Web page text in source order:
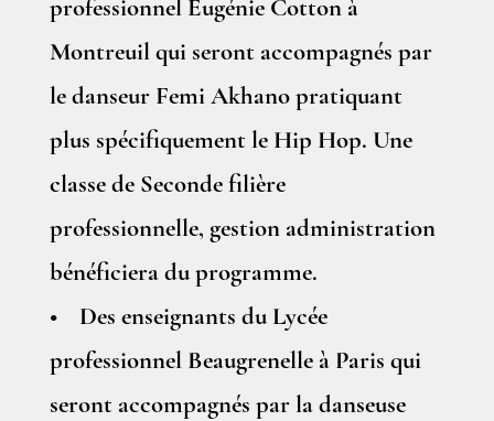
professionnel Eugénie Cotton à
Montreuil qui seront accompagnés par
le danseur Femi Akhano pratiquant
plus spécifiquement le Hip Hop. Une
classe de Seconde filière
professionnelle, gestion administration
bénéficiera du programme.
• Des enseignants du Lycée
professionnel Beaugrenelle à Paris qui
seront accompagnés par la danseuse